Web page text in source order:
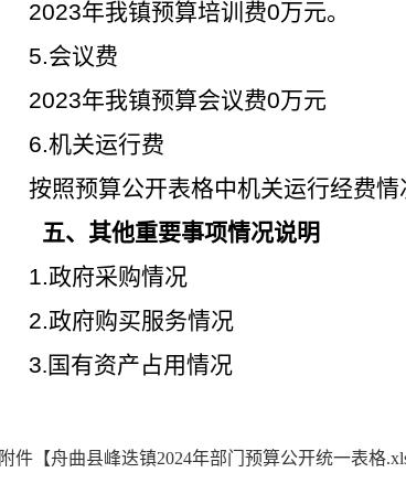
2023年我镇预算培训费0万元。
5.会议费
2023年我镇预算会议费0万元
6.机关运行费
按照预算公开表格中机关运行经费情
五、其他重要事项情况说明
1.政府采购情况
2.政府购买服务情况
3.国有资产占用情况
附件【舟曲县峰迭镇2024年部门预算公开统一表格